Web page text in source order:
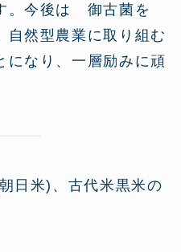
。今後は 御古菌を
自然型農業に取り組む
になり、一層励みに頑
米)、古代米黒米の